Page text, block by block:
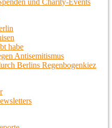
und Charity-Events
habe
Antisemitismus
Berlins Regenbogenkiez